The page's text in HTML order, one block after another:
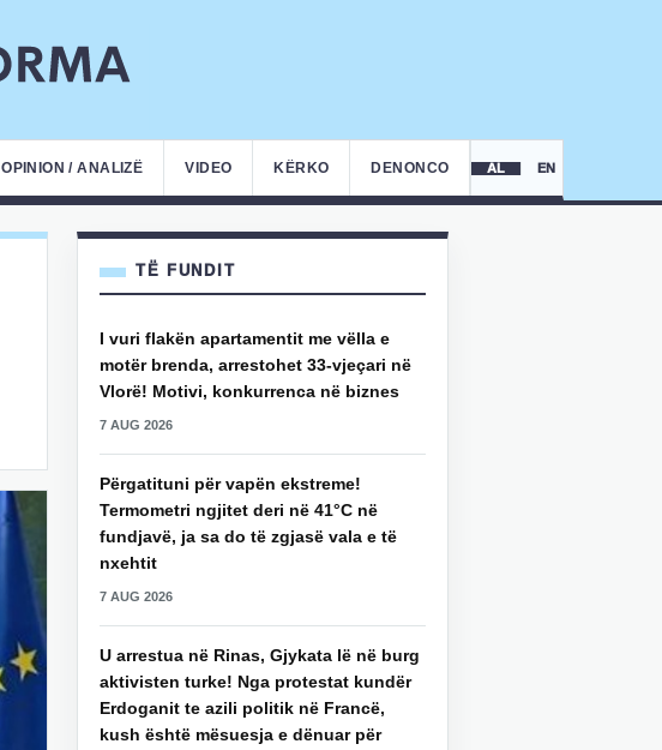
OPINION / ANALIZË VIDEO KËRKO DENONCO AL EN
TË FUNDIT
I vuri flakën apartamentit me vëlla e
motër brenda, arrestohet 33-vjeçari në
Vlorë! Motivi, konkurrenca në biznes
7 AUG 2026
Përgatituni për vapën ekstreme!
Termometri ngjitet deri në 41°C në
fundjavë, ja sa do të zgjasë vala e të
nxehtit
7 AUG 2026
U arrestua në Rinas, Gjykata lë në burg
aktivisten turke! Nga protestat kundër
Erdoganit te azili politik në Francë,
kush është mësuesja e dënuar për